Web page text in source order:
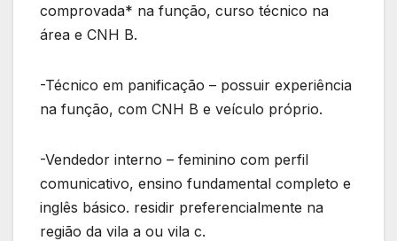
comprovada* na função, curso técnico na
área e CNH B.
-Técnico em panificação – possuir experiência
na função, com CNH B e veículo próprio.
-Vendedor interno – feminino com perfil
comunicativo, ensino fundamental completo e
inglês básico. residir preferencialmente na
região da vila a ou vila c.